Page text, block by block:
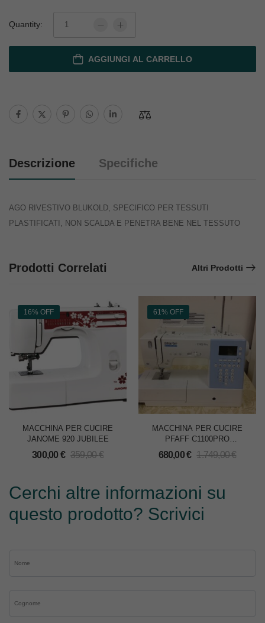
Quantity:
AGGIUNGI AL CARRELLO
Descrizione Specifiche
AGO RIVESTIVO BLUKOLD, SPECIFICO PER TESSUTI
PLASTIFICATI, NON SCALDA E PENETRA BENE NEL TESSUTO
Prodotti Correlati Altri Prodotti
16% OFF
MACCHINA PER CUCIRE
JANOME 920 JUBILEE
300,00 € 359,00€
61% OFF
MACCHINA PER CUCIRE
PFAFF C1100PRO
SMARTER
680,00€ 1.749,00€
Cerchi altre informazioni su
questo prodotto? Scrivici